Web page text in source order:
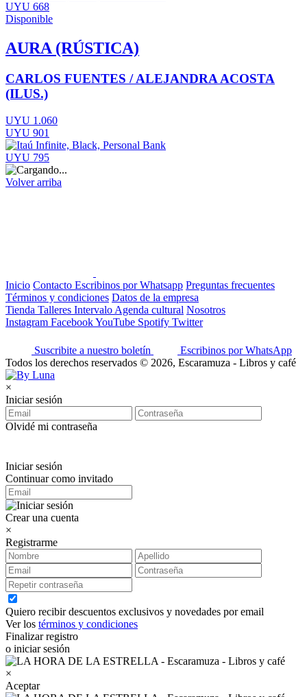
UYU 668
Disponible
AURA (RÚSTICA)
CARLOS FUENTES / ALEJANDRA ACOSTA
(ILUS.)
UYU 1.060
UYU 901
UYU 795
Volver arriba
Inicio Contacto Escribinos por Whatsapp Preguntas frecuentes
Términos y condiciones Datos de la empresa
Tienda Talleres Intervalo Agenda cultural Nosotros
Instagram FacebookYouTube Spotify Twitter
Suscribite a nuestro boletín
Escribinos por WhatsApp
Todos los derechos reservados © 2026, Escaramuza - Libros y café
×
Iniciar sesión
Olvidé mi contraseña
Iniciar sesión
Continuar como invitado
Crear una cuenta
×
Registrarme
Quiero recibir descuentos exclusivos y novedades por email
Ver los términos y condiciones
Finalizar registro
o iniciar sesión
×
Aceptar